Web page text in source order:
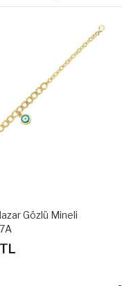
Yıldızlı Mineli